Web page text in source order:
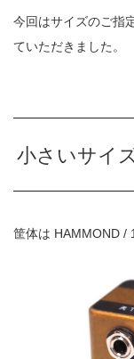
今回はサイズのご指
ていただきました。
小さいサイ
筐体は HAMMOND /